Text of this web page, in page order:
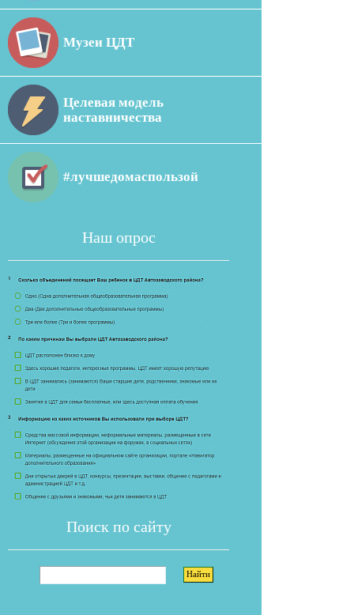
Музеи ЦДТ
Целевая модель
наставничества
#лучшедомаспользой
Наш опрос
Поиск по сайту